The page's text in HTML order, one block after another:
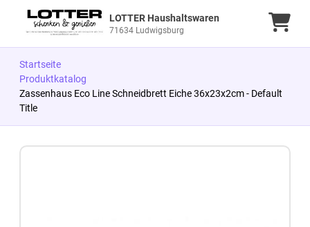
LOTTER Haushaltswaren
71634 Ludwigsburg
Startseite
Produktkatalog
Zassenhaus Eco Line Schneidbrett Eiche 36x23x2cm - Default
Title